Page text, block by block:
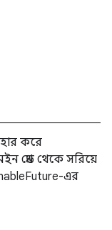
করে
থ্রেড থেকে সরিয়ে
এর